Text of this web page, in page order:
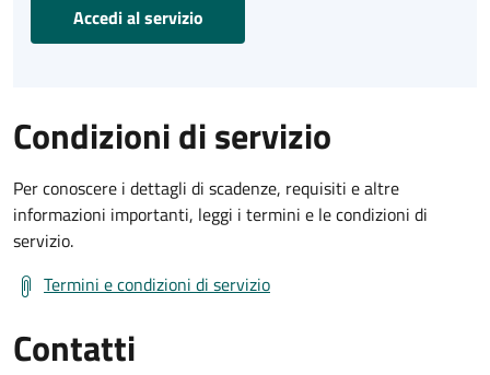
Accedi al servizio
Condizioni di servizio
Per conoscere i dettagli di scadenze, requisiti e altre
informazioni importanti, leggi i termini e le condizioni di
servizio.
Termini e condizioni di servizio
Contatti